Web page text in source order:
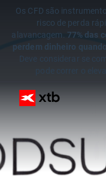
Os CFD são
risco de perda
alavancagem. 77% das
perdem dinheiro
Deve considerar se
pode correr o